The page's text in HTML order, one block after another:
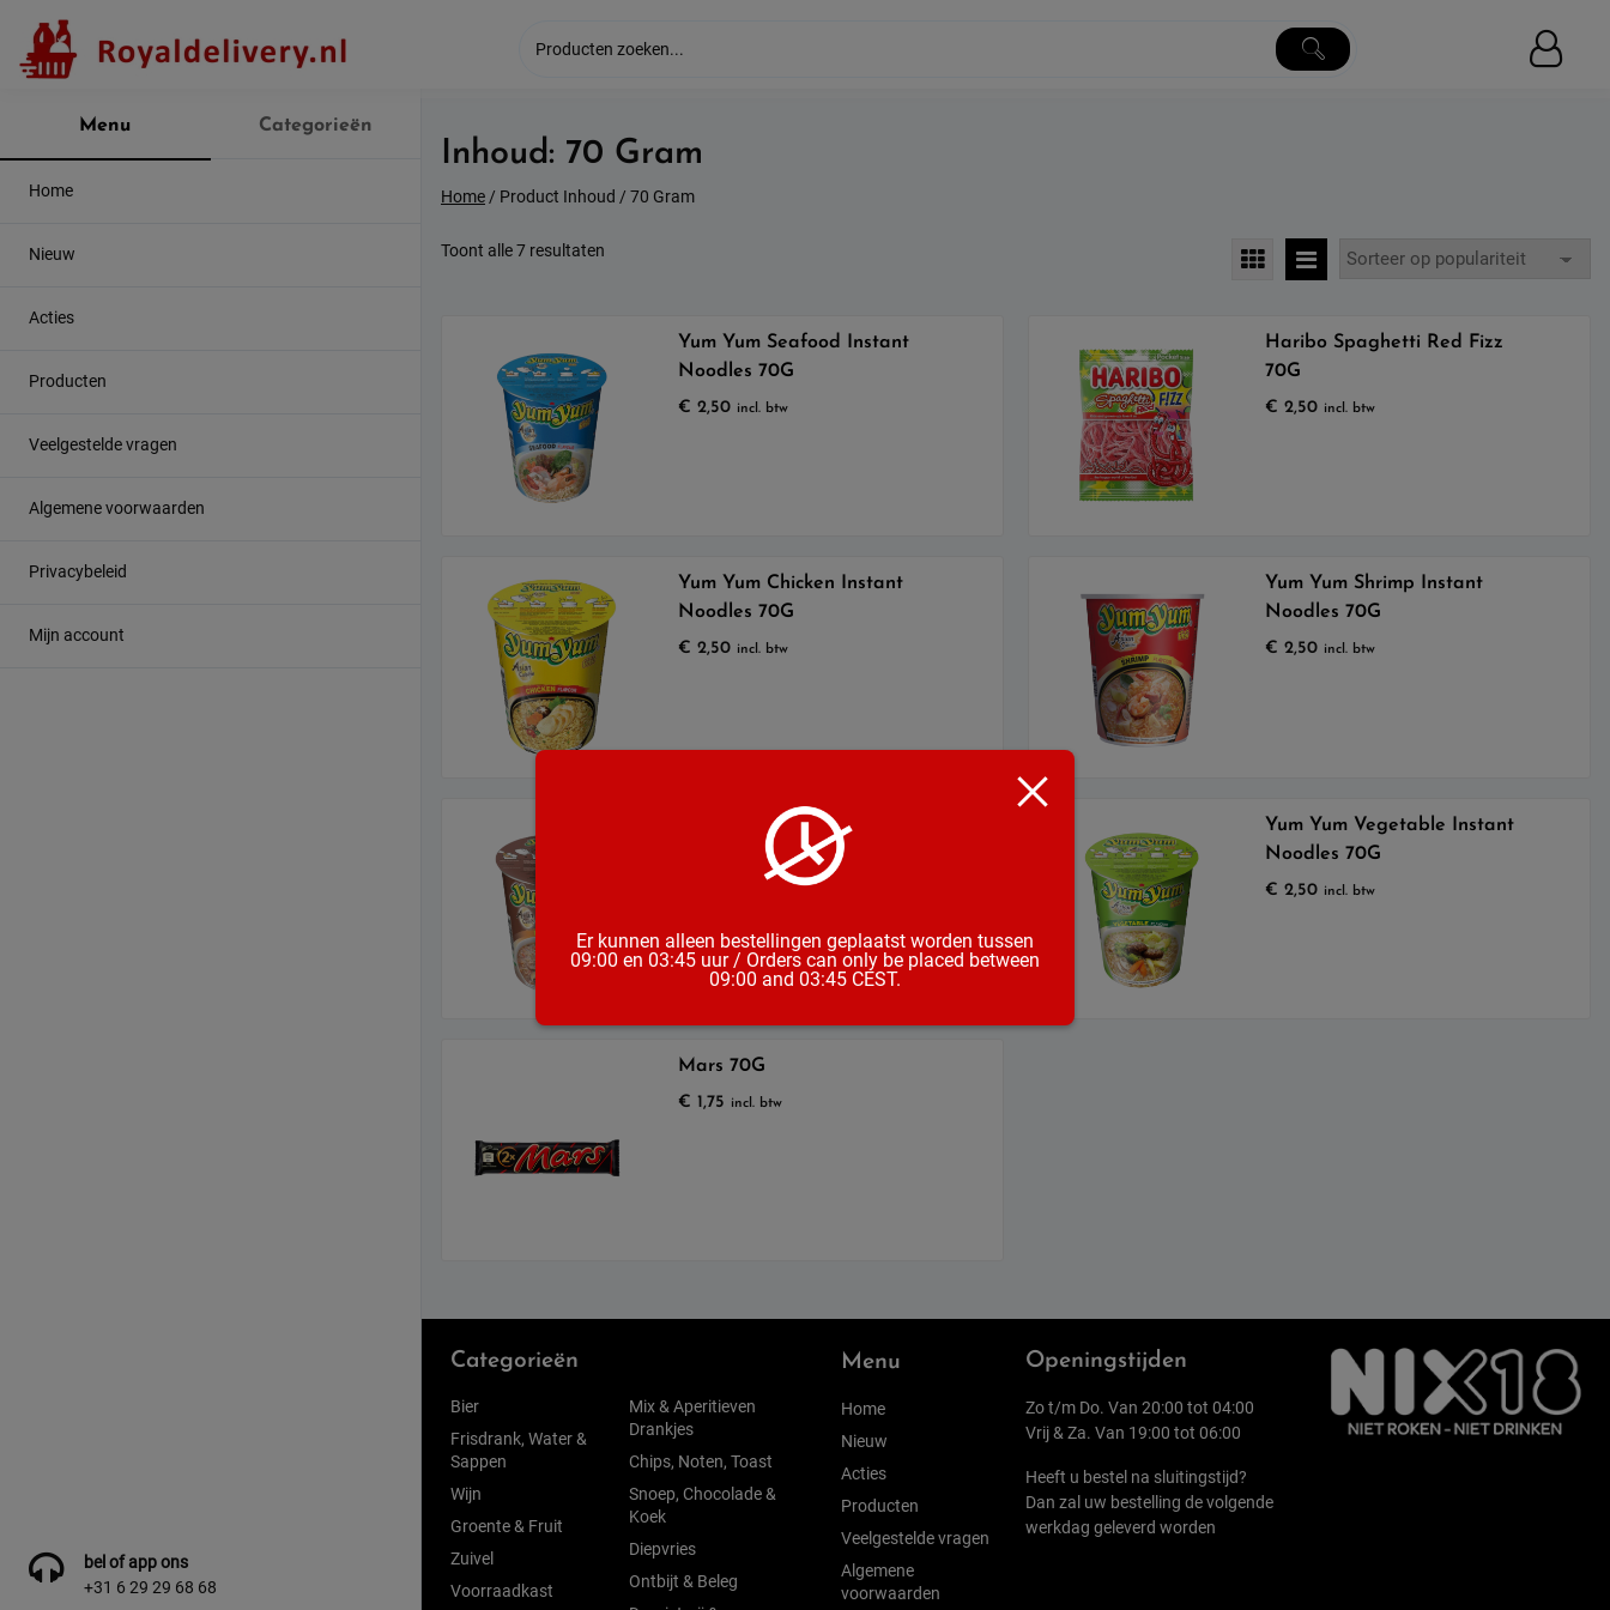
content
Menu Categorieën
Home
Nieuw
Acties
Producten
Veelgestelde vragen
Algemene voorwaarden
Privacybeleid
Mijn account
bel of app ons
+31 6 29 29 68 68
Inhoud: 70 Gram
Home/ Product Inhoud / 70 Gram
Toont alle 7 resultaten
Yum Yum Seafood Instant
Noodles 70G
€ 2,50 incl. btw
Haribo Spaghetti Red Fizz
70G
€ 2,50 incl. btw
Yum Yum Chicken Instant
Noodles 70G
€ 2,50 incl. btw
Yum Yum Shrimp Instant
Noodles 70G
€ 2,50 incl. btw
Yum Yum Beef Instant
Noodles 70G
Yum Yum Vegetable Instant
Noodles 70G
€ 2,50 incl. btw
Mars 70G
€ 1,75 incl. btw
Categorieën
Bier
Frisdrank, Water &
Sappen
Wijn
Groente & Fruit
Zuivel
Voorraadkast
Mix & Aperitieven
Drankjes
Chips, Noten, Toast
Snoep, Chocolade &
Koek
Diepvries
Ontbijt & Beleg
Menu
Home
Nieuw
Acties
Producten
Veelgestelde vragen
Algemene
voorwaarden
Openingstijden
Zo t/m Do. Van 20:00 tot 04:00
Vrij & Za. Van 19:00 tot 06:00
Heeft u bestel na sluitingstijd?
Dan zal uw bestelling de volgende
werkdag geleverd worden
Er kunnen alleen bestellingen geplaatst worden tussen
09:00 en 03:45 uur / Orders can only be placed between
09:00 and 03:45 CEST.